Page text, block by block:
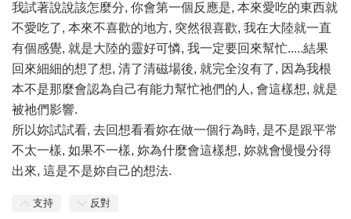
我試著說說該怎麼分, 你會第一個反應是, 本來愛吃的東西就
不愛吃了, 本來不喜歡的地方, 突然很喜歡, 我在大陸就一直
有個感覺, 就是大陸的靈好可憐, 我一定要回來幫忙.....結果
回來細細的想了想, 清了清磁場後, 就完全沒有了, 因為我根
本不是那麼會認為自己有能力幫忙祂們的人, 會這樣想, 就是
被祂們影響.
所以妳試試看, 去回想看看妳在做一個行為時, 是不是跟平常
不太一樣, 如果不一樣, 妳為什麼會這樣想, 妳就會慢慢分得
出來, 這是不是妳自己的想法.
支持 反對